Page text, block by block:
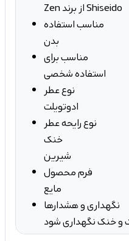
Zen از برند Shiseido
مناسب استفاده
بدن
مناسب برای
استفاده شخصی
نوع عطر
ادوتویلت
نوع رایحه عطر
خنک
شیرین
فرم محصول
مایع
نگهداری و هشدارها